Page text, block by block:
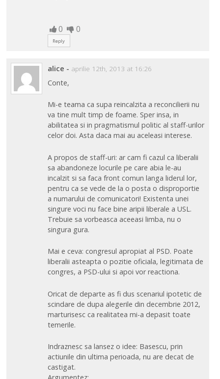
0 0
Reply
alice - aprilie 12th, 2013 at 16:26
Conte,
Mi-e teama ca supa reincalzita a reconcilierii nu
va tine mult timp de foame. Sper insa, in
abilitatea si in pragmatismul politic al staff-urilor
celor doi. Asta daca mai au aceleasi interese.
A propos de staff-uri: ar cam fi cazul ca liberalii
sa abandoneze locurile pe care abia le-au
incalzit si sa faca front comun langa liderul lor,
pentru ca se vede de la o posta o disproportie
a numarului de comunicatori! Existenta unei
singure voci nu face bine aripii liberale a USL.
Trebuie sa vorbeasca aceeasi limba, nu o
singura gura.
Mai e ceva: congresul apropiat al PSD. Poate
liberalii asteapta o pozitie oficiala, legitimata de
congres, a PSD-ului si apoi vor reactiona.
Oricat de departe as fi dus scenariul ipotetic de
scindare de dupa alegerile din decembrie 2012,
marturisesc ca realitatea mi-a depasit toate
temerile.
Indraznesc sa lansez o idee: Basescu, prin
actiunile din ultima perioada, nu are decat de
castigat.